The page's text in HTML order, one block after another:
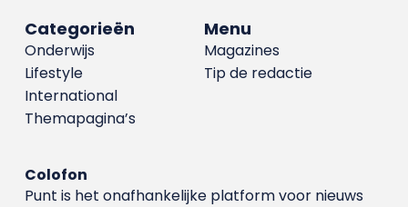
Menu
Magazines
Tip de redactie
Categorieën
Onderwijs
Lifestyle
International
Themapagina’s
Colofon
Punt is het onafhankelijke platform voor nieuws